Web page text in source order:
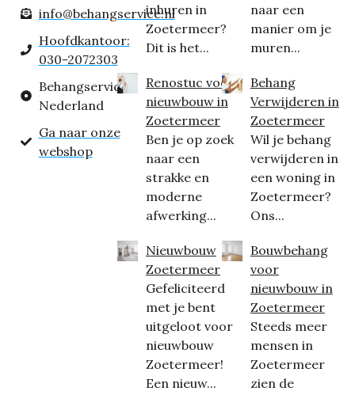
info@behangservice.nl
Hoofdkantoor:
030-2072303
Behangservice
Nederland
Ga naar onze
webshop
inhuren in
Zoetermeer?
Dit is het...
Renostuc voor
nieuwbouw in
Zoetermeer
Ben je op zoek
naar een
strakke en
moderne
afwerking...
Nieuwbouw
Zoetermeer
Gefeliciteerd
met je bent
uitgeloot voor
nieuwbouw
Zoetermeer!
Een nieuw...
naar een
manier om je
muren...
Behang
Verwijderen in
Zoetermeer
Wil je behang
verwijderen in
een woning in
Zoetermeer?
Ons...
Bouwbehang
voor
nieuwbouw in
Zoetermeer
Steeds meer
mensen in
Zoetermeer
zien de